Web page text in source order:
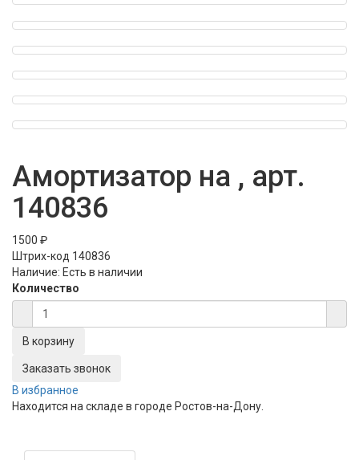
Амортизатор на , арт.
140836
1500 ₽
Штрих-код 140836
Наличие: Есть в наличии
Количество
Заказать звонок
В избранное
Находится на складе в городе Ростов-на-Дону